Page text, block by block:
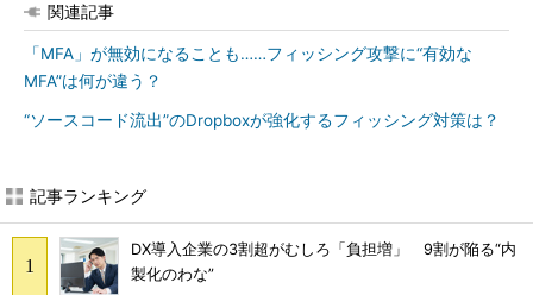
関連記事
「MFA」が無効になることも……フィッシング攻撃に“有効な
MFA”は何が違う？
“ソースコード流出”のDropboxが強化するフィッシング対策は？
記事ランキング
DX導入企業の3割超がむしろ「負担増」 9割が陥る“内
製化のわな”